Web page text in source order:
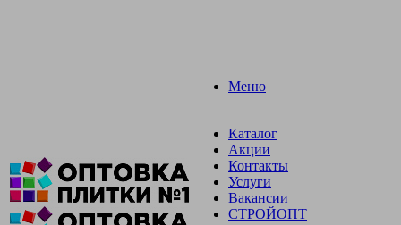
Меню
Каталог
Акции
Контакты
Услуги
Вакансии
СТРОЙОПТ